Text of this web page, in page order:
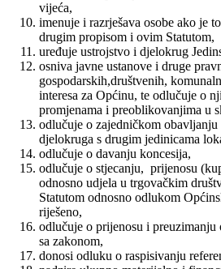
vijeća,
imenuje i razrješava osobe ako je
drugim propisom i ovim Statutom,
uređuje ustrojstvo i djelokrug
osniva javne ustanove i druge
gospodarskih,društvenih,
interesa za Općinu, te odlučuje o
promjenama i preoblikovanjima u
odlučuje o zajedničkom
djelokruga s drugim jedinicama
odlučuje o davanju koncesija,
odlučuje o stjecanju, prijenosu
odnosno udjela u trgovačkim
Statutom odnosno odlukom
riješeno,
odlučuje o prijenosu i preuzimanju
sa zakonom,
donosi odluku o raspisivanju